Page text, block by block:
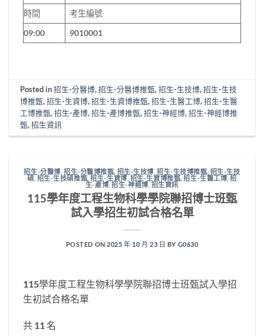
時間
考生編號
09:00
9010001
Posted in招生-分醫博,招生-分醫博推甄,招生-生技博,招生-生技
博推甄,招生-生資博,招生-生資博推甄,招生-生醫工博,招生-生醫
工博推甄,招生-產博,招生-產博推甄,招生-神經博,招生-神經博推
甄,招生資訊
招生-分醫博, 招生-分醫博推甄, 招生-生技博,招生-生技博推甄, 招生-生技
碩 招生-生技碩推甄,招生-生資博, 招生-生資博推甄,招生-生醫工博,招
生-產博,招生-神經博, 招生資訊
115學年度工程生物科學學院聯招博士班甄
試入學招生初試合格名單
POSTED ON2025 年 10 月 23 日 BY G0630
115學年度工程生物科學學院聯招博士班甄試入學招
生初試合格名單
共 11 名